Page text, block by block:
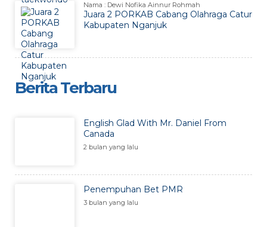
Nama : Dewi Nofika Ainnur Rohmah
Juara 2 PORKAB Cabang Olahraga Catur
Kabupaten Nganjuk
Berita Terbaru
English Glad With Mr. Daniel From
Canada
2 bulan yang lalu
Penempuhan Bet PMR
3 bulan yang lalu